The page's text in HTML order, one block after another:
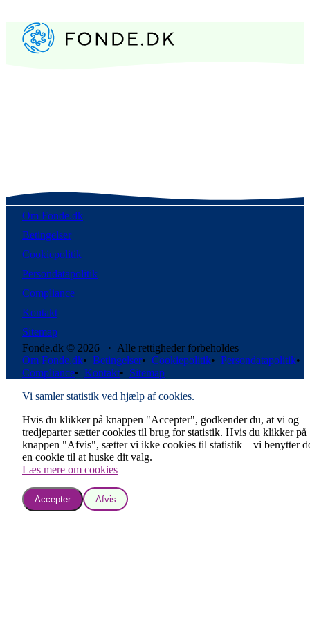
Om Fonde.dk
Betingelser
Cookiepolitik
Persondatapolitik
Compliance
Kontakt
Sitemap
Fonde.dk © 2026 · Alle rettigheder forbeholdes
Om Fonde.dk• Betingelser• Cookiepolitik• Persondatapolitik•
Compliance• Kontakt• Sitemap
Vi samler statistik ved hjælp af cookies.
Hvis du klikker på knappen "Accepter", godkender du, at vi og
tredjeparter sætter cookies til brug for statistik. Hvis du klikker på
knappen "Afvis", sætter vi ikke cookies til statistik – vi benytter
en cookie til at huske dit valg.
Læs mere om cookies
Accepter Afvis